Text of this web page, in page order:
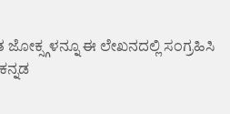
ಜೋಕ್ಸ್ಗಳನ್ನೂ ಈ ಲೇಖನದಲ್ಲಿ ಸಂಗ್ರಹಿಸಿ